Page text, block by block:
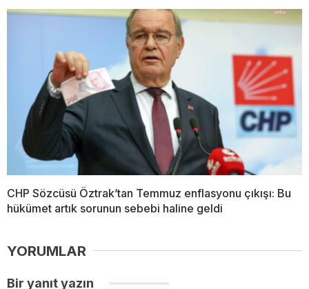
CHP Sözcüsü Öztrak’tan Temmuz enflasyonu çıkışı: Bu
hükümet artık sorunun sebebi haline geldi
YORUMLAR
Bir yanıt yazın